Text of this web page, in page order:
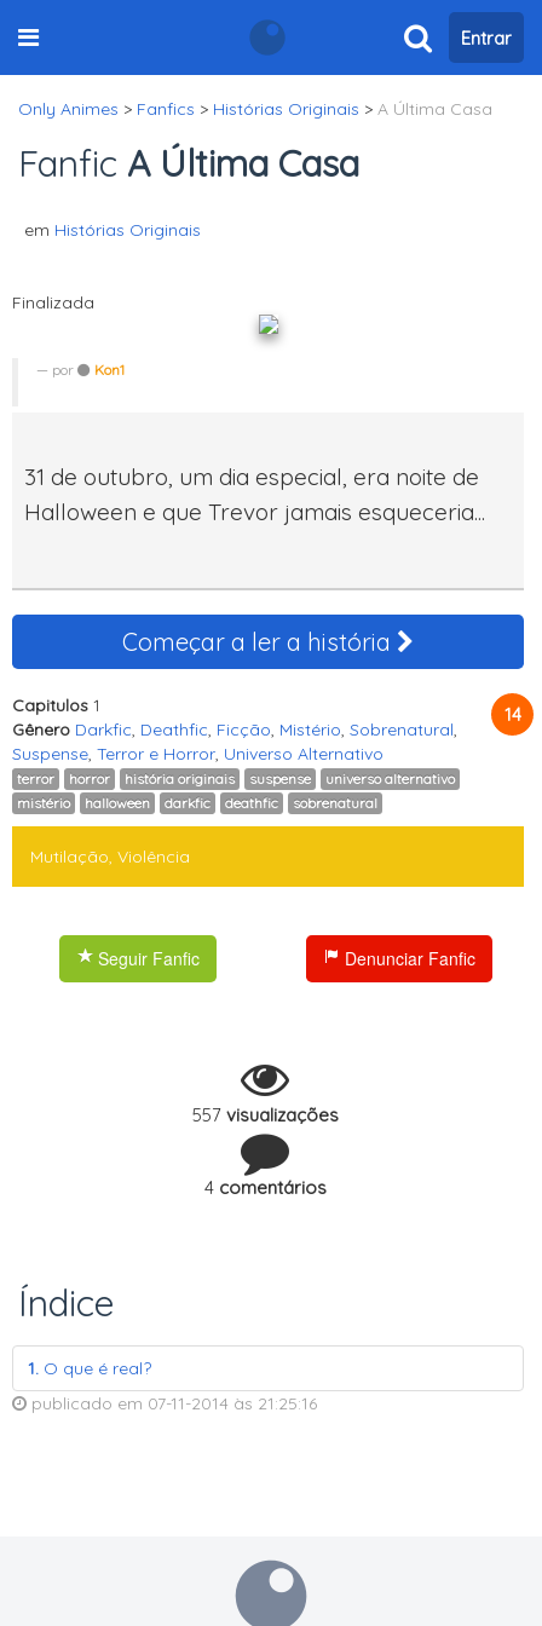
Entrar
Only Animes > Fanfics > Histórias Originais > A Última Casa
Fanfic A Última Casa
em Histórias Originais
Finalizada
por Kon1
31 de outubro, um dia especial, era noite de
Halloween e que Trevor jamais esqueceria...
Começar a ler a história
Capitulos 1
Gênero Darkfic Deathfic Ficção Mistério Sobrenatural
Suspense Terror e Horror Universo Alternativo
terror horror história originais suspense
universo alternativo
mistério
halloween darkfic deathfic sobrenatural
14
Mutilação, Violência
Seguir Fanfic Denunciar Fanfic
557 visualizações
4 comentários
Índice
1. O que é real?
publicado em 07-11-2014 às 21:25:16